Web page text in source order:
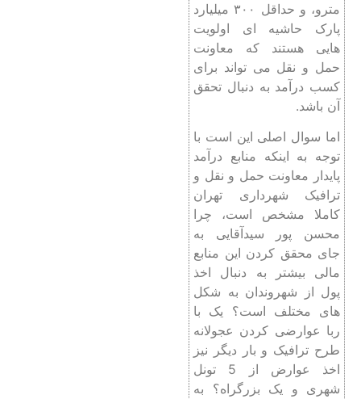
مترو، و حداقل ۳۰۰ میلیارد
پارک حاشیه ای اولویت
هایی هستند که معاونت
حمل و نقل می تواند برای
کسب درآمد به دنبال تحقق
آن باشد.
اما سوال اصلی این است با
توجه به اینکه منابع درآمد
پایدار معاونت حمل و نقل و
ترافیک شهرداری تهران
کاملا مشخص است، چرا
محسن پور سیدآقایی به
جای محقق کردن این منابع
مالی بیشتر به دنبال اخذ
پول از شهروندان به شکل
های مختلف است؟ یک با
ربا عوارضی کردن عجولانه
طرح ترافیک و بار دیگر نیز
اخذ عوارض از 5 تونل
شهری و یک بزرگراه؟ به